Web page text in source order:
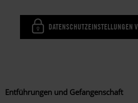
DATENSCHUTZEINSTELLUNGEN
Entführungen und Gefangenschaft